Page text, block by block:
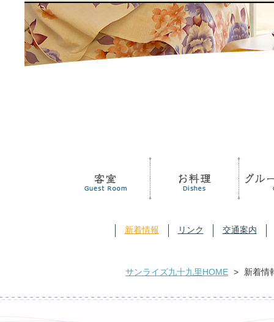
新着情報 リンク 交通案内
サンライズ九十九里HOME > 新着情